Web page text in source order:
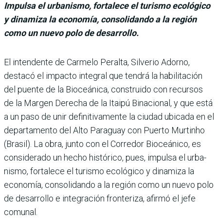
Impulsa el urbanismo, fortalece el turismo ecológico
y dinamiza la economía, consolidando a la región
como un nuevo polo de desarrollo.
El intendente de Car­melo Peralta, Silve­rio Adorno,
destacó el impacto integral que tendrá la habilitación
del puente de la Bioceánica, construido con recursos
de la Margen Dere­cha de la Itaipú Binacional, y que está
a un paso de unir defi­nitivamente la ciudad ubicada en el
departamento del Alto Paraguay con Puerto Mur­tinho
(Brasil). La obra, junto con el Corredor Bioceánico, es
considerado un hecho his­tórico, pues, impulsa el urba­
nismo, fortalece el turismo ecológico y dinamiza la
econo­mía, consolidando a la región como un nuevo polo
de desa­rrollo e integración fronteriza, afirmó el jefe
comunal.